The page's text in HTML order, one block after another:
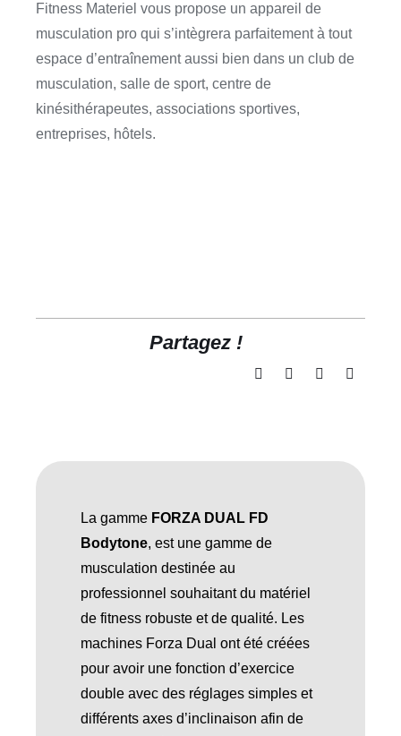
Fitness Materiel vous propose un appareil de
musculation pro qui s’intègrera parfaitement à tout
espace d’entraînement aussi bien dans un club de
musculation, salle de sport, centre de
kinésithérapeutes, associations sportives,
entreprises, hôtels.
Partagez !
La gamme FORZA DUAL FD
Bodytone, est une gamme de
musculation destinée au
professionnel souhaitant du matériel
de fitness robuste et de qualité. Les
machines Forza Dual ont été créées
pour avoir une fonction d’exercice
double avec des réglages simples et
différents axes d’inclinaison afin de